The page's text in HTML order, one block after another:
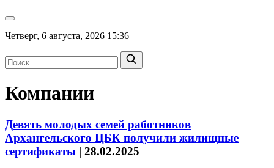
Четверг, 6 августа, 2026 15:36
Компании
Девять молодых семей работников
Архангельского ЦБК получили жилищные
сертификаты | 28.02.2025